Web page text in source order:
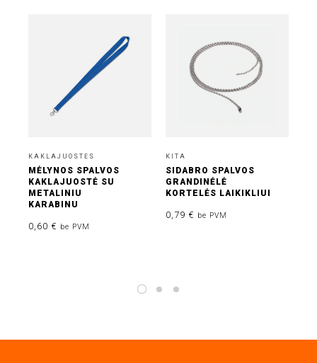
KAKLAJUOSTĖS
MĖLYNOS SPALVOS
KAKLAJUOSTĖ SU
METALINIU
KARABINU
0,60 € be PVM
KITA
SIDABRO SPALVOS
GRANDINĖLĖ
KORTELĖS LAIKIKLIUI
0,79 € be PVM